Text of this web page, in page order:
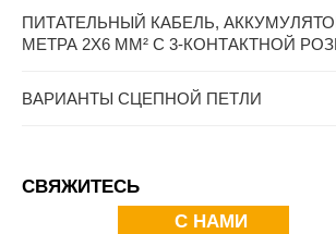
ПИТАТЕЛЬНЫЙ КАБЕЛЬ,
МЕТРА 2X6 ММ² С 3-КОНТАКТНОЙ
ВАРИАНТЫ СЦЕПНОЙ ПЕТЛИ
СВЯЖИТЕСЬ
С НАМИ